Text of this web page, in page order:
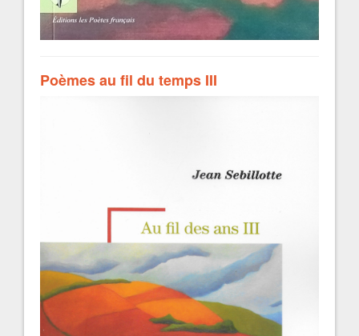
Poèmes au fil du temps III